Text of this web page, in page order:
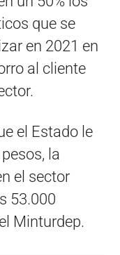
que se
en 2021 en
al cliente
el Estado le
la
el sector
53.000
Minturdep.